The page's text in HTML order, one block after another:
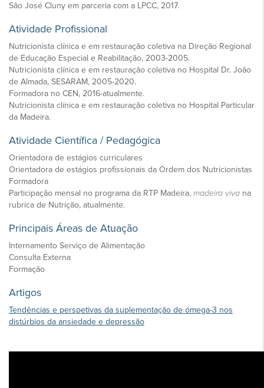
São José Cluny em parceria com a LPCC, 2017.
Atividade Profissional
Nutricionista clínica e em restauração coletiva na Direção Regional
de Educação Especial e Reabilitação, 2003-2005.
Nutricionista clínica e em restauração coletiva no Hospital Dr. João
de Almada, SESARAM, 2005-2020.
Formadora no CEN, 2016-atualmente.
Nutricionista clínica e em restauração coletiva no Hospital Particular
da Madeira.
Atividade Científica / Pedagógica
Orientadora de estágios curriculares
Orientadora de estágios profissionais da Ordem dos Nutricionistas
Formadora
Participação mensal no programa da RTP Madeira, madeira viva na
rubrica de Nutrição, atualmente.
​Principais Áreas de Atuação
Internamento Serviço de Alimentação
Consulta Externa
Formação
Artigos
Tendências e perspetivas da suplementação de ómega-3 nos
distúrbios da ansiedade e depressão